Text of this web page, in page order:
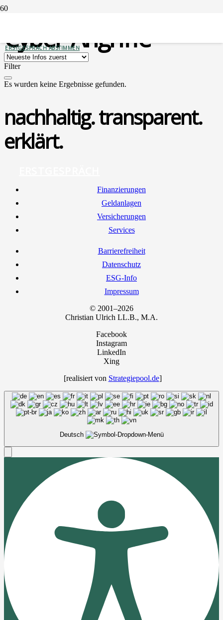
ERSTGESPRÄCH ABSTIMMEN
Cyber-Angriffe
Filter
Es wurden keine Ergebnisse gefunden.
nachhaltig. transparent.
erklärt.
Finan­zie­run­gen
Geld­an­la­gen
Ver­si­che­run­gen
Ser­vices
Bar­rie­re­frei­heit
Daten­schutz
ESG-Info
Impres­sum
© 2001–2026
Chris­ti­an Ulrich LL.B., M.A.
Facebook
Instagram
LinkedIn
Xing
[rea­li­siert von Strategiepool.de]
Deutsch